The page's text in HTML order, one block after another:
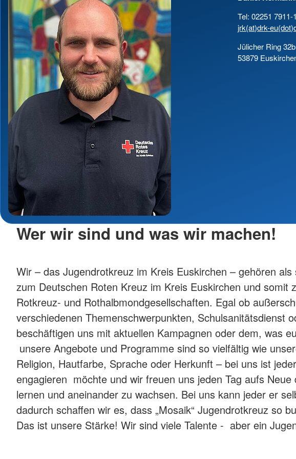
Tel: 02251 7911-
jrk(at)drk-
Jülicher Ring 32b
53879
Wer wir sind und was wir machen!
Wir – das Jugendrotkreuz im Kreis Euskirchen – gehören
zum Deutschen Roten Kreuz im Kreis Euskirchen und somit
Rotkreuz- und Rothalbmondgesellschaften. Egal ob
verschiedenen Themenschwerpunkten, Schulsanitätsdienst
beschäftigen uns mit aktuellen Kampagnen oder dem, was
unsere Angebote und Programme sind so vielfältig wie
Religion, Hautfarbe, Sprache oder Herkunft – bei uns ist
engagieren möchte und wir freuen uns jeden Tag aufs
lernen und aneinander zu wachsen. Bei uns kann jeder er
dadurch schaffen wir es, dass „Mosaik“ Jugendrotkreuz so
Das ist unsere Stärke! Wir sind viele Talente - aber ein